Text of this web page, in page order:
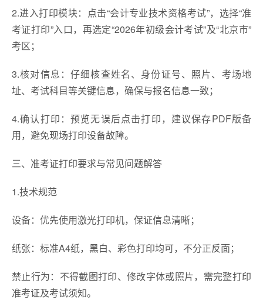
2.进入打印模块：点击“会计专业技术资格考试”，选择“准
考证打印”入口，再选定“2026年初级会计考试”及“北京市”
考区；
3.核对信息：仔细核查姓名、身份证号、照片、考场地
址、考试科目等关键信息，确保与报名信息一致；
4.确认打印：预览无误后点击打印，建议保存PDF版备
用，避免现场打印设备故障。
三、准考证打印要求与常见问题解答
1.技术规范
设备：优先使用激光打印机，保证信息清晰；
纸张：标准A4纸，黑白、彩色打印均可，不分正反面；
禁止行为：不得截图打印、修改字体或照片，需完整打印
准考证及考试须知。